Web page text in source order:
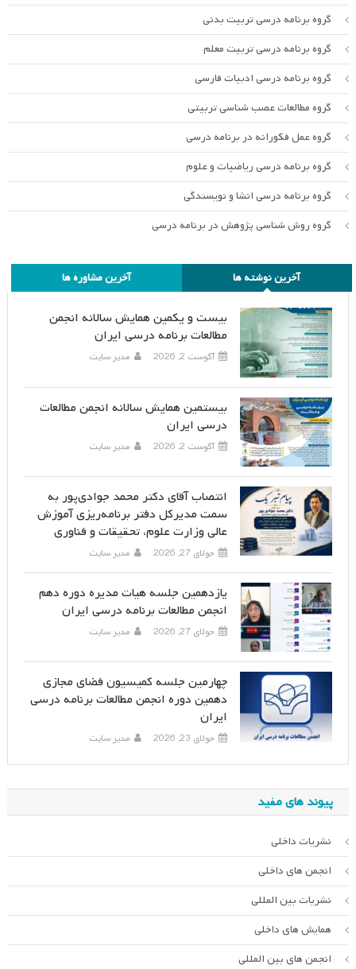
گروه برنامه درسی تربیت بدنی
گروه برنامه درسی تربیت معلم
گروه برنامه درسی ادبیات فارسی
گروه مطالعات عصب شناسی تربیتی
گروه عمل فکورانه در برنامه درسی
گروه برنامه درسی ریاضیات و علوم
گروه برنامه درسی انشا و نویسندگی
گروه روش شناسی پژوهش در برنامه درسی
آخرین نوشته ها آخرین مشاوره ها
بیست و یکمین همایش سالانه انجمن
مطالعات برنامه درسی ایران
آگوست 2, 2026 مدیر سایت
بیستمین همایش سالانه انجمن مطالعات
درسی ایران
آگوست 2, 2026 مدیر سایت
انتصاب آقای دکتر محمد جوادی‌پور به
سمت مدیرکل دفتر برنامه‌ریزی آموزش
عالی وزارت علوم، تحقیقات و فناوری
جولای 27, 2026 مدیر سایت
یازدهمین جلسه هیات مدیره دوره دهم
انجمن مطالعات برنامه درسی ایران
جولای 27, 2026 مدیر سایت
چهارمین جلسه کمیسیون فضای مجازی
دهمین دوره انجمن مطالعات برنامه درسی
ایران
جولای 23, 2026 مدیر سایت
پیوند های مفید
نشریات داخلی
انجمن های داخلی
نشریات بین المللی
همایش های داخلی
انجمن های بین المللی